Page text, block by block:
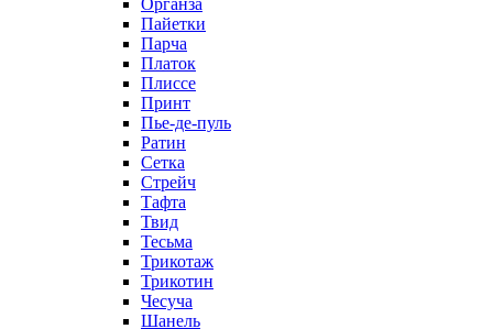
Органза
Пайетки
Парча
Платок
Плиссе
Принт
Пье-де-пуль
Ратин
Сетка
Стрейч
Тафта
Твид
Тесьма
Трикотаж
Трикотин
Чесуча
Шанель